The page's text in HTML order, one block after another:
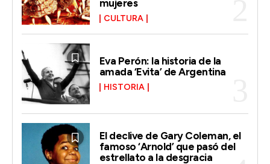
mujeres
CULTURA
Eva Perón: la historia de la
amada ‘Evita’ de Argentina
HISTORIA
El declive de Gary Coleman, el
famoso ‘Arnold’ que pasó del
estrellato a la desgracia